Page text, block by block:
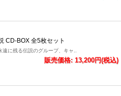
CD-BOX 全5枚セット
に残る伝説のグループ、キャ..
販売価格: 13,200円(税込)